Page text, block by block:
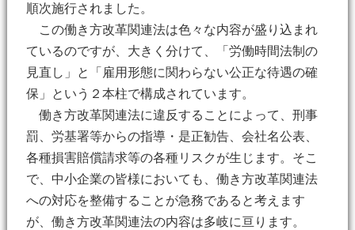
順次施行されました。
この働き方改革関連法は色々な内容が盛り込まれ
ているのですが、大きく分けて、「労働時間法制の
見直し」と「雇用形態に関わらない公正な待遇の確
保」という２本柱で構成されています。
働き方改革関連法に違反することによって、刑事
罰、労基署等からの指導・是正勧告、会社名公表、
各種損害賠償請求等の各種リスクが生じます。そこ
で、中小企業の皆様においても、働き方改革関連法
への対応を整備することが急務であると考えます
が、働き方改革関連法の内容は多岐に亘ります。